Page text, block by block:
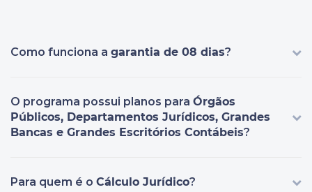
Como funciona a garantia de 08 dias?
O programa possui planos para Órgãos
Públicos, Departamentos Jurídicos, Grandes
Bancas e Grandes Escritórios Contábeis?
Para quem é o Cálculo Jurídico?